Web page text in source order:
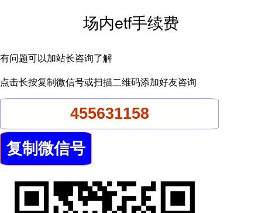
场内etf手续费
有问题可以加站长咨询了解
点击长按复制微信号或扫描二维码添加好友咨询